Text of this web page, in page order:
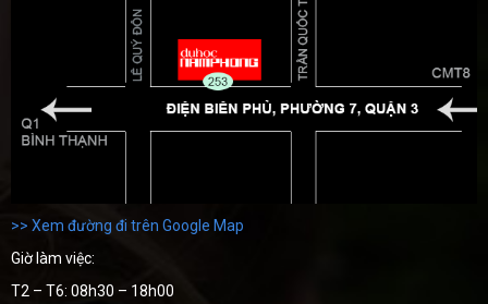
>> Xem đường đi trên Google Map
Giờ làm việc:
T2 – T6: 08h30 – 18h00